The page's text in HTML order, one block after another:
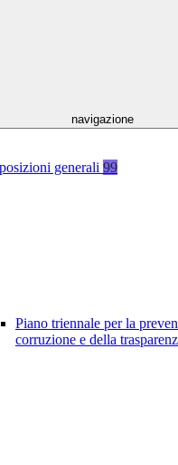
navigazione
generali 99
Piano triennale per la
corruzione e della